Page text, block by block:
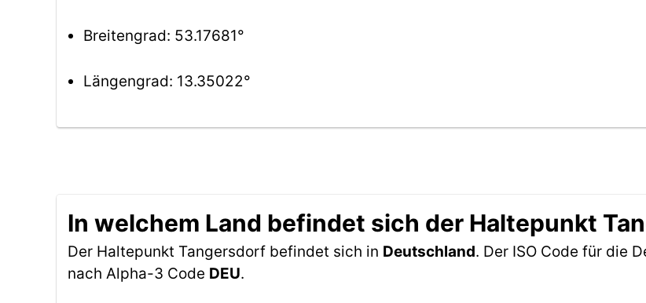
Breitengrad: 53.17681°
Längengrad: 13.35022°
In welchem Land befindet sich der Haltepunkt
Der Haltepunkt Tangersdorf befindet sich in Deutschland. Der ISO Code für die
nach Alpha-3 Code DEU.